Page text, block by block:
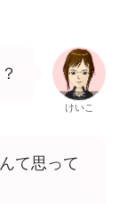
けいこ
て思って